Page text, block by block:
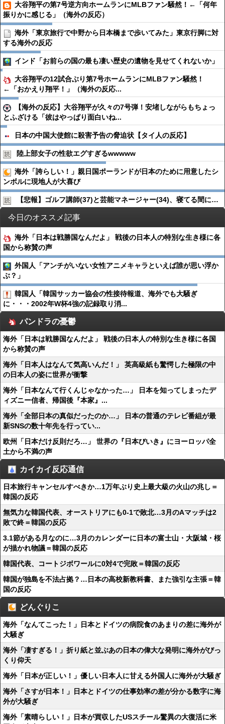
大谷翔平の第7号逆方向ホームランにMLBファン騒然！←「何年
振りかに感じる」（海外の反応）
海外「東京旅行で中野から日本橋まで歩いてみた」東京行脚に対
する海外の反応
インド「お前らの国の最も凄い歴史の遺物を見せてくれないか」
大谷翔平の12試合ぶり第7号ホームランにMLBファン騒然！
←「おかえり翔平！」（海外の反応...
【海外の反応】大谷翔平が久々の7号弾！安堵しながらもちょっ
とふざける「彼はやっぱり面白いね...
日本の中国大使館に殺害予告の脅迫状【タイ人の反応】
陸上部女子の性欲エグすぎるwwwww
海外「誇らしい！」親日国ポーランドが日本のために用意したシ
ンボルに現地人が大喜び
【悲報】ゴルフ講師(37)と芸能マネージャー(34)、寝てる間に…
今日のオススメ記事
海外「日本は戦勝国なんだよ」 戦後の日本人の特別な生き様に各
国から称賛の声
外国人「アンチがいない女性アニメキャラといえば誰が思い浮か
ぶ？」
韓国人「韓国サッカー協会の性接待報道、海外でも大騒ぎ
に・・・2002年W杯4強の記録取り消...
パンドラの憂鬱
海外「日本は戦勝国なんだよ」 戦後の日本人の特別な生き様に各国
から称賛の声
海外「日本人はなんて気高いんだ！」 英高級紙も驚愕した極限の中
の日本人の姿に世界が衝撃
海外「日本なんて行くんじゃなかった…」 日本を知ってしまったデ
ィズニー信者、帰国後『本家』...
海外「全部日本の真似だったのか…」 日本の普通のテレビ番組が最
新SNSの数十年先を行ってい...
欧州「日本だけ反則だろ…」 世界の『日本びいき』にヨーロッパ全
土から不満の声
カイカイ反応通信
日本旅行キャンセルすべきか…1万年ぶり史上最大級の火山の兆し＝
韓国の反応
無気力な韓国代表、オーストリアにも0-1で敗北…3月のAマッチは2
敗で終＝韓国の反応
3.1節がある月なのに…3月のカレンダーに日本の富士山・大阪城・桜
が描かれ物議＝韓国の反応
韓国代表、コートジボワールに0対4で完敗＝韓国の反応
韓国が独島を不法占拠？…日本の高校新教科書、また強引な主張＝韓
国の反応
どんぐりこ
海外「なんてこった！」日本とドイツの病院食のあまりの差に海外が
大騒ぎ
海外「凄すぎる！」折り紙と並ぶあの日本の偉大な発明に海外がびっ
くり仰天
海外「日本が正しい！」優しい日本人に甘える外国人に海外が大騒ぎ
海外「さすが日本！」日本とドイツの仕事効率の差が分かる数字に海
外が大騒ぎ
海外「素晴らしい！」日本が買収したUSスチール驚異の大復活に米